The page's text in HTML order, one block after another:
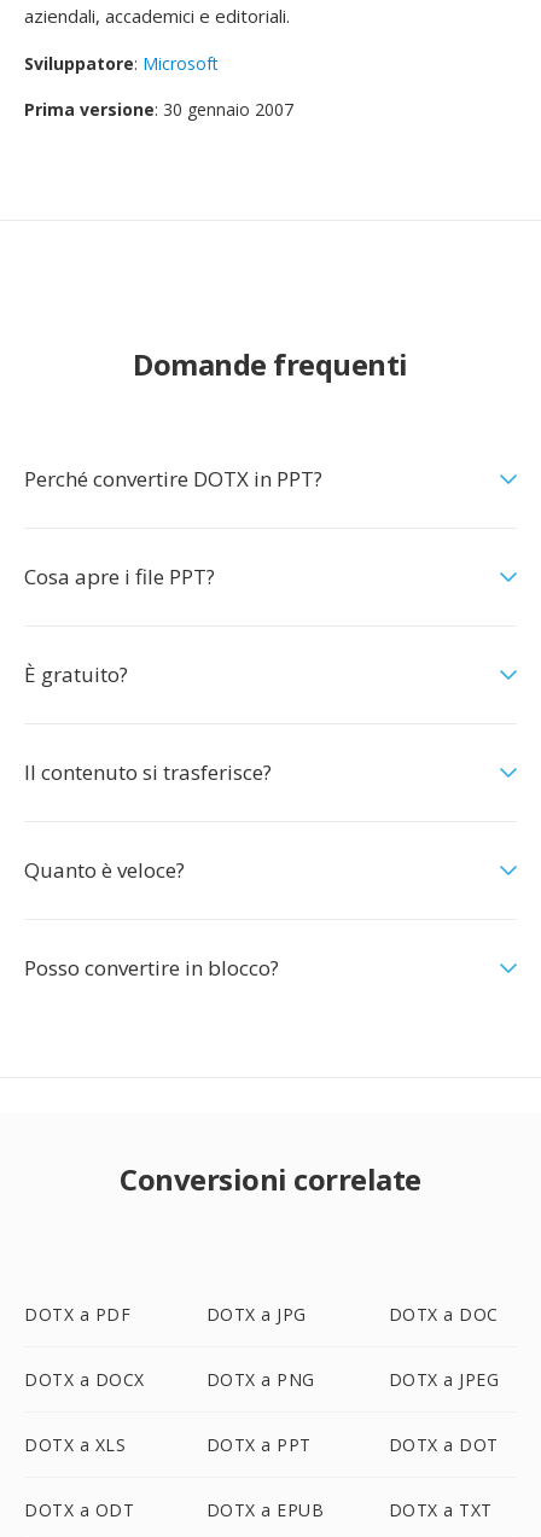
aziendali, accademici e editoriali.
Sviluppatore: Microsoft
Prima versione: 30 gennaio 2007
Domande frequenti
Perché convertire DOTX in PPT?
Cosa apre i file PPT?
È gratuito?
Il contenuto si trasferisce?
Quanto è veloce?
Posso convertire in blocco?
Conversioni correlate
DOTX a PDF DOTX a JPG DOTX a DOC
DOTX a DOCX DOTX a PNG DOTX a JPEG
DOTX a XLS DOTX a PPT DOTX a DOT
DOTX a ODT DOTX a EPUB DOTX a TXT